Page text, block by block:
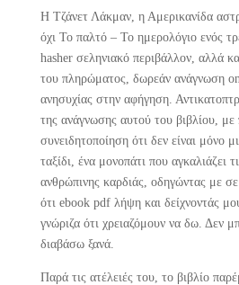
Η Τζάνετ Λάκμαν, η Αμερικανίδα
όχι Το παλτό – Το ημερολόγιο ενός
hasher σεληνιακό περιβάλλον, αλλά
του πληρώματος, δωρεάν ανάγνωση
ανησυχίας στην αφήγηση.
της ανάγνωσης αυτού του βιβλίου, με
συνειδητοποίηση ότι δεν είναι μόνο
ταξίδι, ένα μονοπάτι που αγκαλιάζει
ανθρώπινης καρδιάς, οδηγώντας με
ότι ebook pdf λήψη και δείχνοντάς
γνώριζα ότι χρειαζόμουν να δω. Δεν
διαβάσω ξανά.
Παρά τις ατέλειές του, το βιβλίο